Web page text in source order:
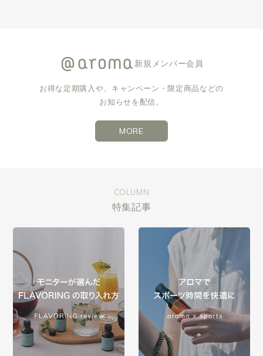
新規メンバー会員
お得な定期購入や、キャンペーン・限定商品などの
お知らせを配信。
MORE
COLUMN
特集記事